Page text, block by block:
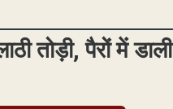
तोड़ी, पैरों में